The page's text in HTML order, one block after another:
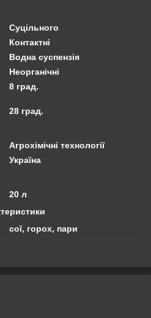
Суцільного
Контактні
Водна суспензія
Неорганічні
8 град.
28 град.
Агрохімічні технології
Україна
20 л
сої, горох, пари